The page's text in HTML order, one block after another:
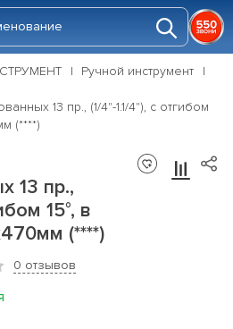
Ручной инструмент
13 пр., (1/4"-1.1/4"), с отгибом
(****)
13 пр.,
15°, в
(****)
0 отзывов